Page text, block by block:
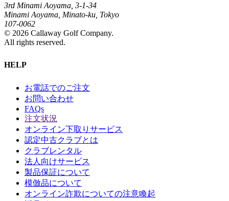
3rd Minami Aoyama, 3-1-34
Minami Aoyama, Minato-ku, Tokyo
107-0062
© 2026 Callaway Golf Company.
All rights reserved.
HELP
お電話でのご注文
お問い合わせ
FAQs
注文状況
オンライン下取りサービス
認定中古クラブとは
クラブレンタル
法人向けサービス
製品保証について
模倣品について
オンライン詐欺についての注意喚起